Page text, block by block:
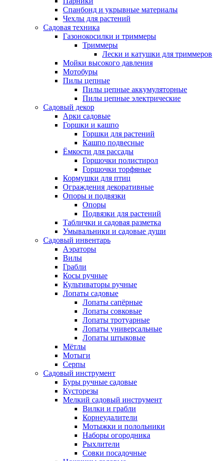
Спанбонд и укрывные материалы
Чехлы для растений
Садовая техника
Газонокосилки и триммеры
Триммеры
Лески и катушки для триммеров
Мойки высокого давления
Мотобуры
Пилы цепные
Пилы цепные аккумуляторные
Пилы цепные электрические
Садовый декор
Арки садовые
Горшки и кашпо
Горшки для растений
Кашпо подвесные
Ёмкости для рассады
Горшочки полистирол
Горшочки торфяные
Кормушки для птиц
Ограждения декоративные
Опоры и подвязки
Опоры
Подвязки для растений
Таблички и садовая разметка
Умывальники и садовые души
Садовый инвентарь
Аэраторы
Вилы
Грабли
Косы ручные
Культиваторы ручные
Лопаты садовые
Лопаты сапёрные
Лопаты совковые
Лопаты тротуарные
Лопаты универсальные
Лопаты штыковые
Мётлы
Мотыги
Серпы
Садовый инструмент
Буры ручные садовые
Кусторезы
Мелкий садовый инструмент
Вилки и грабли
Корнеудалители
Мотыжки и полольники
Наборы огородника
Рыхлители
Совки посадочные